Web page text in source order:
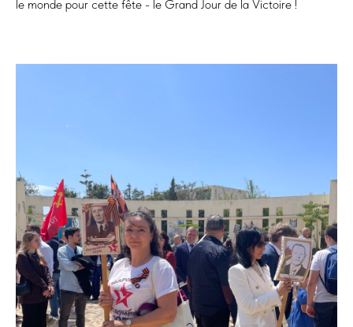
le monde pour cette fête - le Grand Jour de la Victoire !